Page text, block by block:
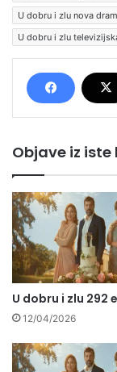
U dobru i zlu nova
U dobru i zlu
Objave iz
U dobru i zlu 292
12/04/2026